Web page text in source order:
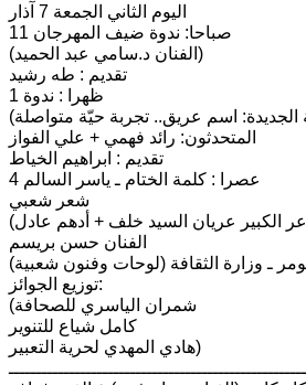
اليوم الثاني الجمعة 7 آذار
11 صباحا: ندوة ضيف المهرجان
(الفنان د.سامي عبد الحميد)
تقديم : طه رشيد
1 ظهرا : ندوة
المتحدثون: رائد فهمي + علي الفواز
تقديم : ابراهيم الخياط
4 عصرا : كلمة الختام ـ ياسر السالم
شعر شعبي
الفنان حسن بريسم
ـ وزارة الثقافة (لوحات وفنون شعبية)
توزيع الجوائز:
(شمران الياسري للصحافة
كامل شياع للتنوير
هادي المهدي لحرية التعبير)